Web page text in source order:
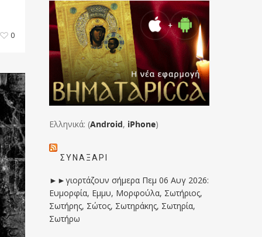
0
Ελληνικά: (Android, iPhone)
ΣΥΝΑΞΆΡΙ
►►γιορτάζουν σήμερα Πεμ 06 Αυγ 2026:
Ευμορφία, Εμμυ, Μορφούλα, Σωτήριος,
Σωτήρης, Σώτος, Σωτηράκης, Σωτηρία,
Σωτήρω